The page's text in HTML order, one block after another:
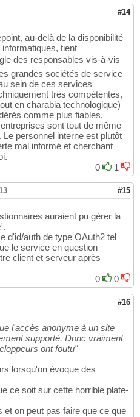
#14
au-delà de la disponibilité
tient
des responsables vis-à-vis
grandes sociétés de service
sein de ces services
très compétentes,
en charabia technologique)
comme plus fiables,
sont tout de même
personnel interne est plutôt
mal informé et cherchant
0
1
#15
auraient pu gérer la
d'id/auth de type OAuth2 tel
le service en question
client et serveur après
0
0
#16
l'accès anonyme à un site
supporté. Donc vraiment
ont foutu"
lorsqu'on évoque des
ce soit sur cette horrible plate-
on peut pas faire que ce que